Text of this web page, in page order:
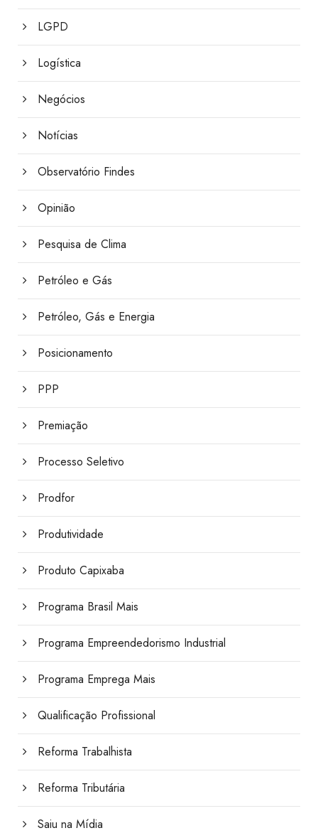
LGPD
Logística
Negócios
Notícias
Observatório Findes
Opinião
Pesquisa de Clima
Petróleo e Gás
Petróleo, Gás e Energia
Posicionamento
PPP
Premiação
Processo Seletivo
Prodfor
Produtividade
Produto Capixaba
Programa Brasil Mais
Programa Empreendedorismo Industrial
Programa Emprega Mais
Qualificação Profissional
Reforma Trabalhista
Reforma Tributária
Saiu na Mídia